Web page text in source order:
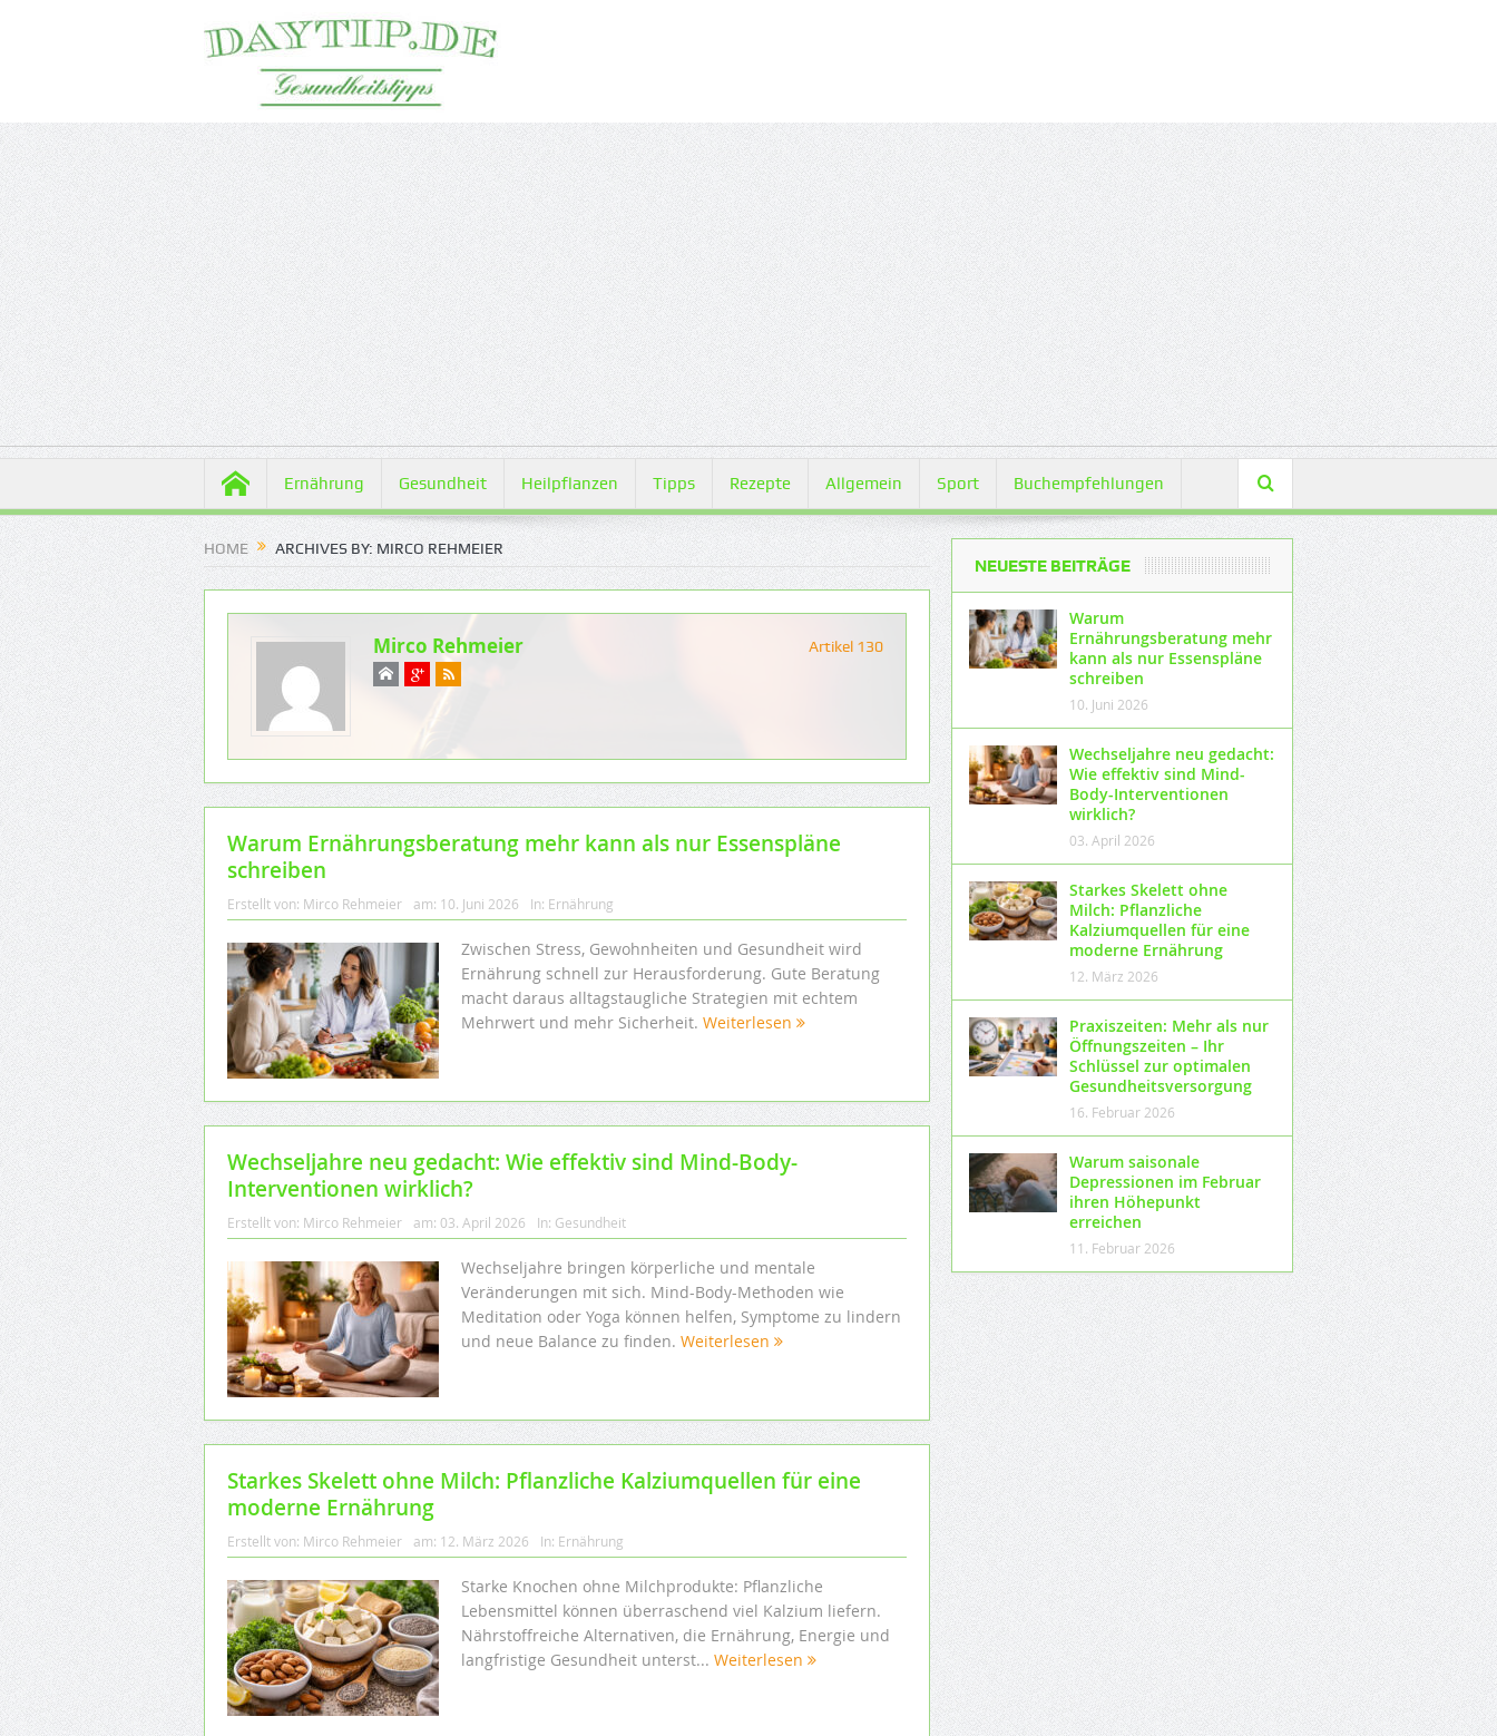
Ernährung Gesundheit Heilpflanzen Tipps Rezepte Allgemein Sport Buchempfehlungen
HOME ARCHIVES BY: MIRCO REHMEIER
Mirco Rehmeier Artikel 130
Warum Ernährungsberatung mehr kann als nur Essenspläne
schreiben
Erstellt von: Mirco Rehmeier am: 10. Juni 2026 In: Ernährung
Zwischen Stress, Gewohnheiten und Gesundheit wird
Ernährung schnell zur Herausforderung. Gute Beratung
macht daraus alltagstaugliche Strategien mit echtem
Mehrwert und mehr Sicherheit. Weiterlesen
Wechseljahre neu gedacht: Wie effektiv sind Mind-Body-
Interventionen wirklich?
Erstellt von: Mirco Rehmeier am: 03. April 2026 In: Gesundheit
Wechseljahre bringen körperliche und mentale
Veränderungen mit sich. Mind-Body-Methoden wie
Meditation oder Yoga können helfen, Symptome zu lindern
und neue Balance zu finden. Weiterlesen
Starkes Skelett ohne Milch: Pflanzliche Kalziumquellen für eine
moderne Ernährung
Erstellt von: Mirco Rehmeier am: 12. März 2026 In: Ernährung
Starke Knochen ohne Milchprodukte: Pflanzliche
Lebensmittel können überraschend viel Kalzium liefern.
Nährstoffreiche Alternativen, die Ernährung, Energie und
langfristige Gesundheit unterst... Weiterlesen
NEUESTE BEITRÄGE
Warum
Ernährungsberatung mehr
kann als nur Essenspläne
schreiben
10. Juni 2026
Wechseljahre neu gedacht:
Wie effektiv sind Mind-
Body-Interventionen
wirklich?
03. April 2026
Starkes Skelett ohne
Milch: Pflanzliche
Kalziumquellen für eine
moderne Ernährung
12. März 2026
Praxiszeiten: Mehr als nur
Öffnungszeiten – Ihr
Schlüssel zur optimalen
Gesundheitsversorgung
16. Februar 2026
Warum saisonale
Depressionen im Februar
ihren Höhepunkt
erreichen
11. Februar 2026